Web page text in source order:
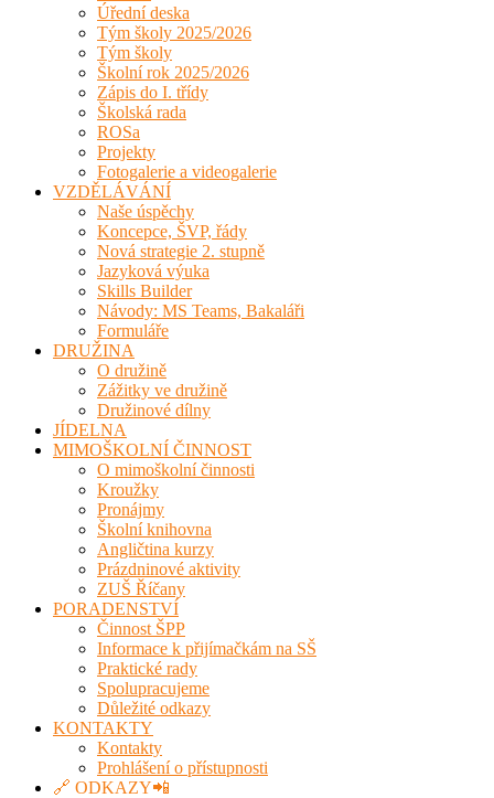
Úřední deska
Tým školy 2025/2026
Tým školy
Školní rok 2025/2026
Zápis do I. třídy
Školská rada
ROSa
Projekty
Fotogalerie a videogalerie
VZDĚLÁVÁNÍ
Naše úspěchy
Koncepce, ŠVP, řády
Nová strategie 2. stupně
Jazyková výuka
Skills Builder
Návody: MS Teams, Bakaláři
Formuláře
DRUŽINA
O družině
Zážitky ve družině
Družinové dílny
JÍDELNA
MIMOŠKOLNÍ ČINNOST
O mimoškolní činnosti
Kroužky
Pronájmy
Školní knihovna
Angličtina kurzy
Prázdninové aktivity
ZUŠ Říčany
PORADENSTVÍ
Činnost ŠPP
Informace k přijímačkám na SŠ
Praktické rady
Spolupracujeme
Důležité odkazy
KONTAKTY
Kontakty
Prohlášení o přístupnosti
🔗 ODKAZY📲